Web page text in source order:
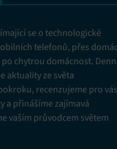
se o technologické
telefonů, přes
chytrou domácnost.
aktuality ze světa
recenzujeme pro vás
a přinášíme zajímavá
vaším průvodcem světem